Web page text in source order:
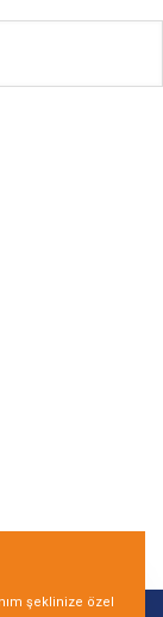
şeklinize özel